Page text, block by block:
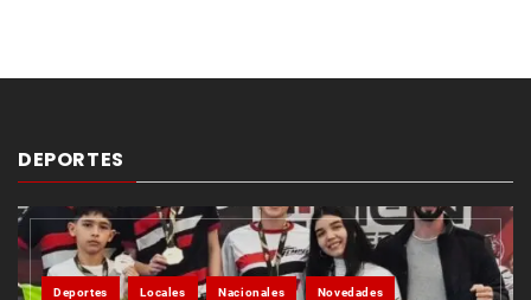
DEPORTES
Deportes Locales Nacionales Novedades